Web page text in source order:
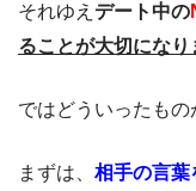
それゆえ デート中の
ることが大切になり
ではどういったも
まずは、 相手の言葉